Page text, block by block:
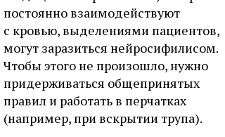
постоянно взаимодействуют
с кровью, выделениями пациентов,
могут заразиться нейросифилисом.
Чтобы этого не произошло, нужно
придерживаться общепринятых
правил и работать в перчатках
(например, при вскрытии трупа).